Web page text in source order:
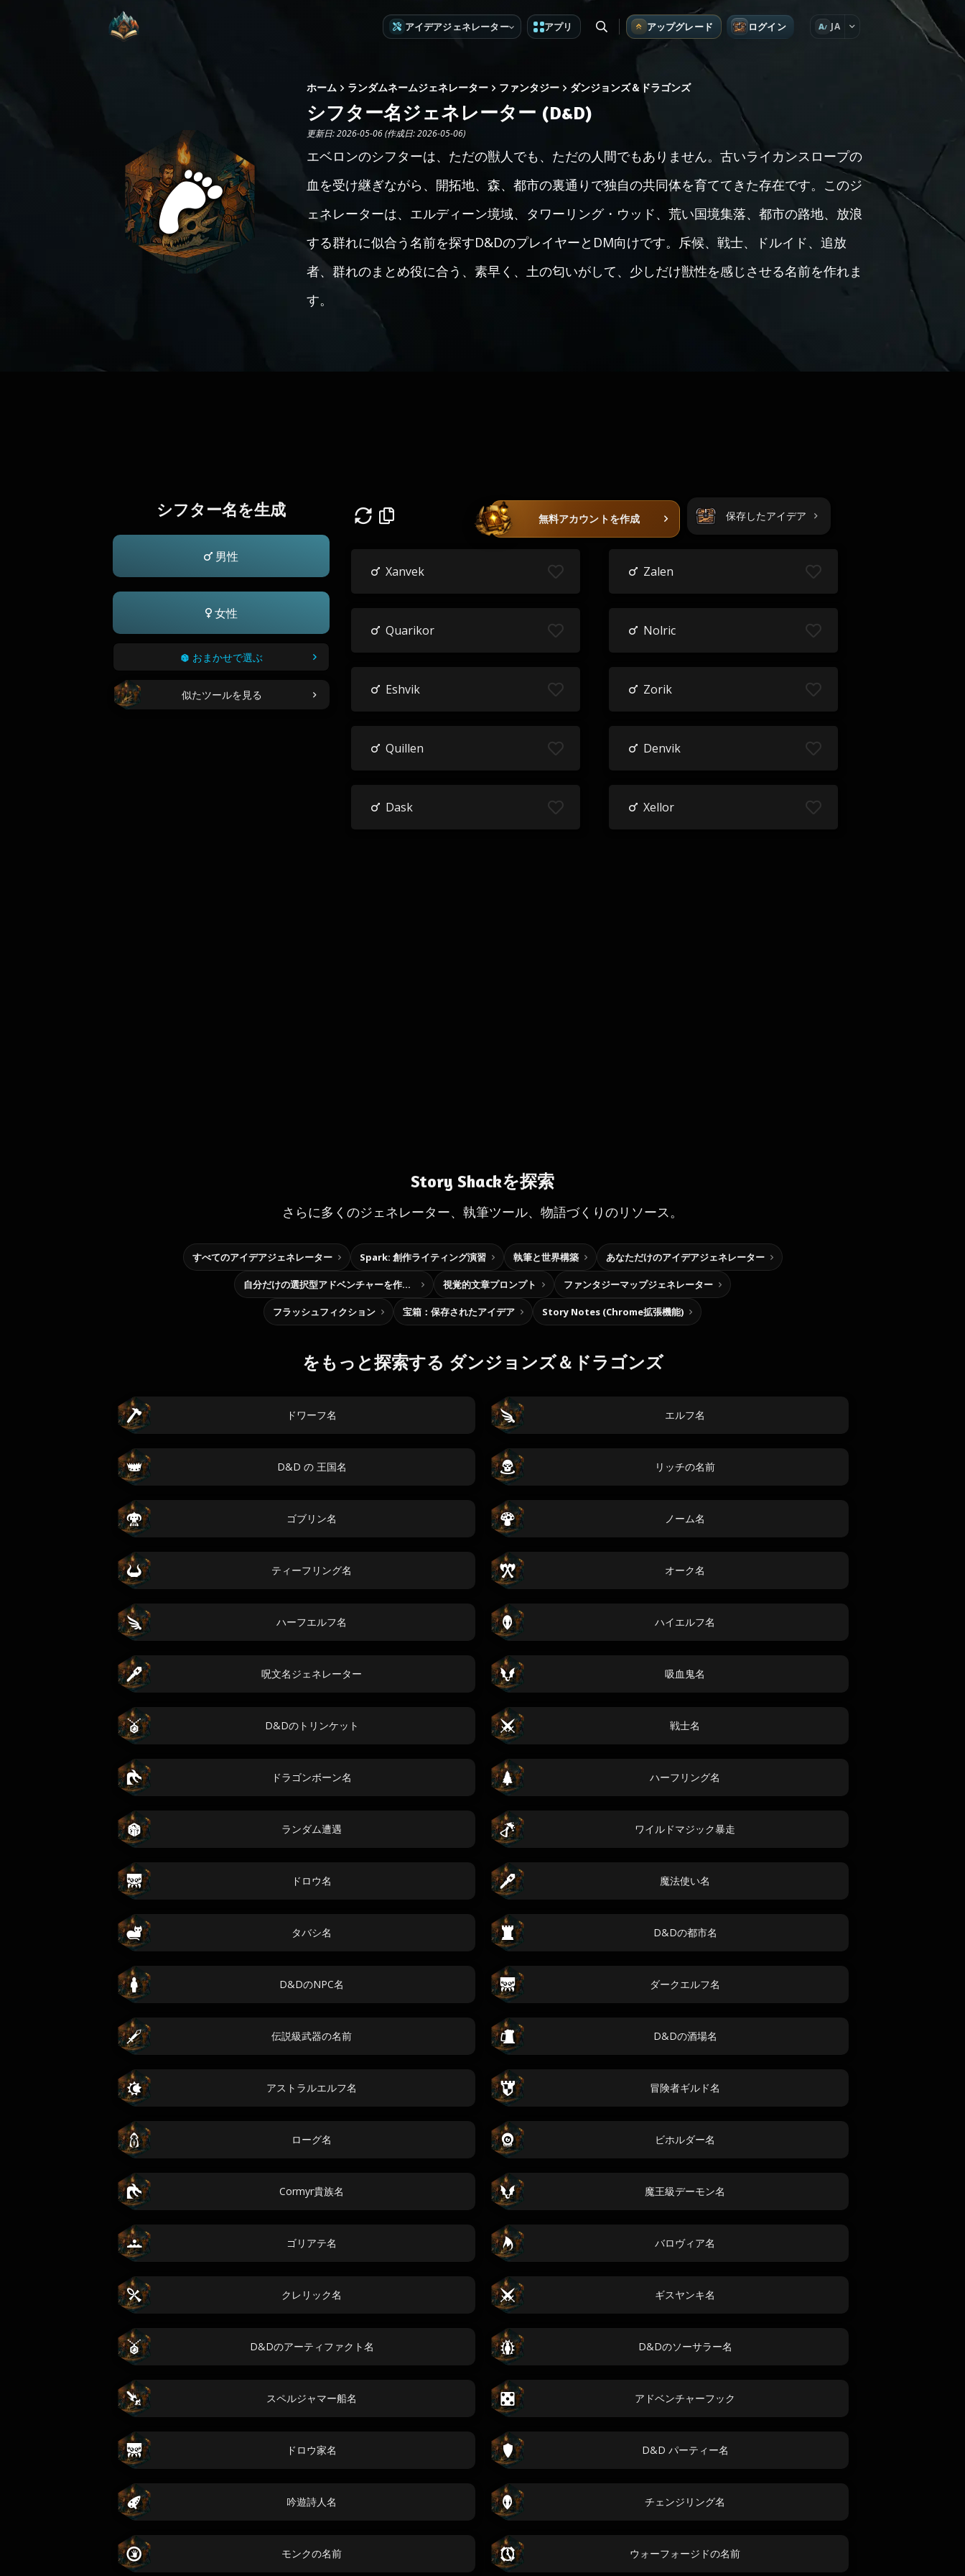
アイデアジェネレーター アプリ アップグレード ログイン A JA
ホーム ランダムネームジェネレーター ファンタジー ダンジョンズ＆ドラゴンズ
シフター名ジェネレーター (D&D)
更新日: 2026-05-06 (作成日: 2026-05-06)
エベロンのシフターは、ただの獣人でも、ただの人間でもありません。古いライカンスロープの
血を受け継ぎながら、開拓地、森、都市の裏通りで独自の共同体を育ててきた存在です。このジ
ェネレーターは、エルディーン境域、タワーリング・ウッド、荒い国境集落、都市の路地、放浪
する群れに似合う名前を探すD&DのプレイヤーとDM向けです。斥候、戦士、ドルイド、追放
者、群れのまとめ役に合う、素早く、土の匂いがして、少しだけ獣性を感じさせる名前を作れま
す。
シフター名を生成
男性
女性
おまかせで選ぶ
似たツールを見る
無料アカウントを作成 保存したアイデア
Xanvek Zalen
Quarikor Nolric
Eshvik Zorik
Quillen Denvik
Dask Xellor
Story Shackを探索
さらに多くのジェネレーター、執筆ツール、物語づくりのリソース。
すべてのアイデアジェネレーター Spark: 創作ライティング演習 執筆と世界構築 あなただけのアイデアジェネレーター
自分だけの選択型アドベンチャーを作ろう 視覚的文章プロンプト ファンタジーマップジェネレーター
フラッシュフィクション 宝箱：保存されたアイデア Story Notes (Chrome拡張機能)
をもっと探索する ダンジョンズ＆ドラゴンズ
ドワーフ名 エルフ名
D&D の 王国名 リッチの名前
ゴブリン名 ノーム名
ティーフリング名 オーク名
ハーフエルフ名 ハイエルフ名
呪文名ジェネレーター 吸血鬼名
D&Dのトリンケット 戦士名
ドラゴンボーン名 ハーフリング名
ランダム遭遇 ワイルドマジック暴走
ドロウ名 魔法使い名
タバシ名 D&Dの都市名
D&DのNPC名 ダークエルフ名
伝説級武器の名前 D&Dの酒場名
アストラルエルフ名 冒険者ギルド名
ローグ名 ビホルダー名
Cormyr貴族名 魔王級デーモン名
ゴリアテ名 バロヴィア名
クレリック名 ギスヤンキ名
D&Dのアーティファクト名 D&Dのソーサラー名
スペルジャマー船名 アドベンチャーフック
ドロウ家名 D&D パーティー名
吟遊詩人名 チェンジリング名
モンクの名前 ウォーフォージドの名前